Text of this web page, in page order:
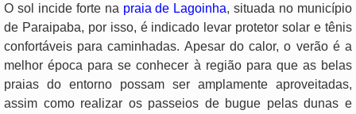
O sol incide forte na praia de Lagoinha, situada no município
de Paraipaba, por isso, é indicado levar protetor solar e tênis
confortáveis para caminhadas. Apesar do calor, o verão é a
melhor época para se conhecer à região para que as belas
praias do entorno possam ser amplamente aproveitadas,
assim como realizar os passeios de bugue pelas dunas e